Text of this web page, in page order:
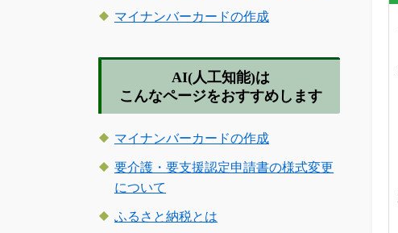
マイナンバーカードの作成
AI(人工知能)は
こんなページをおすすめします
マイナンバーカードの作成
要介護・要支援認定申請書の様式変更
について
ふるさと納税とは